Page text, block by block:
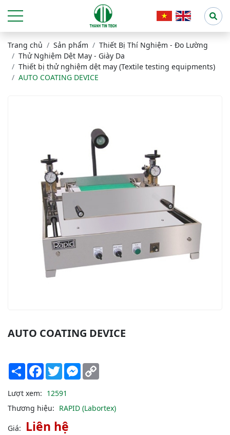
Trang chủ Sản phẩm
Thiết Bị Thí Nghiệm - Đo Lường
Thử Nghiệm Dệt May - Giày Da
Thiết bị thử nghiệm dệt may (Textile testing equipments)
AUTO COATING DEVICE
AUTO COATING DEVICE
Share Facebook
TwitterMessenger
Lượt xem: 12591
Thương hiệu: RAPID (Labortex)
Giá: Liên hệ